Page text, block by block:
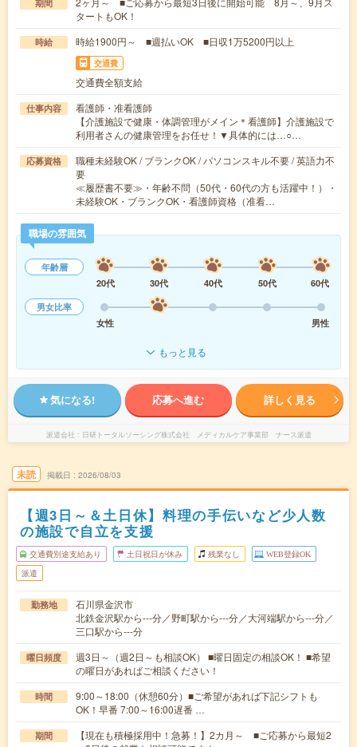
期間
タートもOK！
時給 時給1900円～ ■週払いOK ■日収1万5200円以上
交通費
交通費全額支給
仕事内容
看護師・准看護師
【介護施設で健康・体調管理がメイン＊看護師】介護施設で
利用者さんの健康管理をお任せ！▼具体的には…○…
応募資格
職種未経験OK / ブランクOK / パソコンスキル不要 / 英語力不
要
≪履歴書不要≫・年齢不問（50代・60代の方も活躍中！）・
未経験OK・ブランクOK・看護師資格（准看…
職場の雰囲気
年齢層
20代
30代 40代 50代
60代
男女比率
女性
男性
もっと見る
気になる! 応募へ進む 詳しく見る
派遣会社 日研トータルソーシング株式会社 メディカルケア事業部 ナース派遣
未読 掲載日 2026/08/03
【週3日～＆土日休】料理の手伝いなど少人数
の施設で自立を支援
交通費別途支給あり 土日祝日が休み 残業なし WEB登録OK
派遣
勤務地
石川県金沢市
北鉄金沢駅から---分／野町駅から---分／大河端駅から---分／
三口駅から---分
曜日頻度
週3日～（週2日～も相談OK） ■曜日固定の相談OK！ ■希望
の曜日があればご相談ください！
時間
9:00～18:00（休憩60分）■ご希望があれば下記シフトも
OK！早番 7:00～16:00遅番 …
期間
【現在も積極採用中！急募！】2カ月～ ■ご応募から最短2